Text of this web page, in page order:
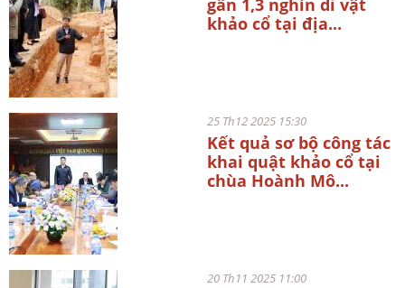
gần 1,3 nghìn di vật
khảo cổ tại địa...
25 Th12 2025 15:30
Kết quả sơ bộ công tác
khai quật khảo cổ tại
chùa Hoành Mô...
20 Th11 2025 11:00